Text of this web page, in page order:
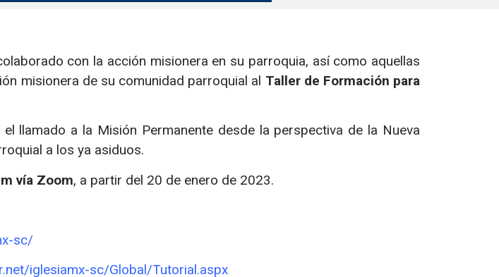
con la acción misionera en su parroquia, así como aquellas
misionera de su comunidad parroquial al Taller de Formación para
llamado a la Misión Permanente desde la perspectiva de la Nueva
a los ya asiduos.
vía Zoom, a partir del 20 de enero de 2023.
sc/
iglesiamx-sc/Global/Tutorial.aspx